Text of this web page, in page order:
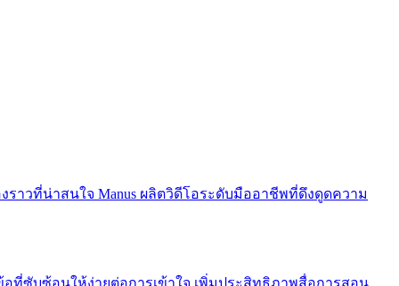
าวที่น่าสนใจ Manus ผลิตวิดีโอระดับมืออาชีพที่ดึงดูดความ
ที่ซับซ้อนให้ง่ายต่อการเข้าใจ เพิ่มประสิทธิภาพสื่อการสอน